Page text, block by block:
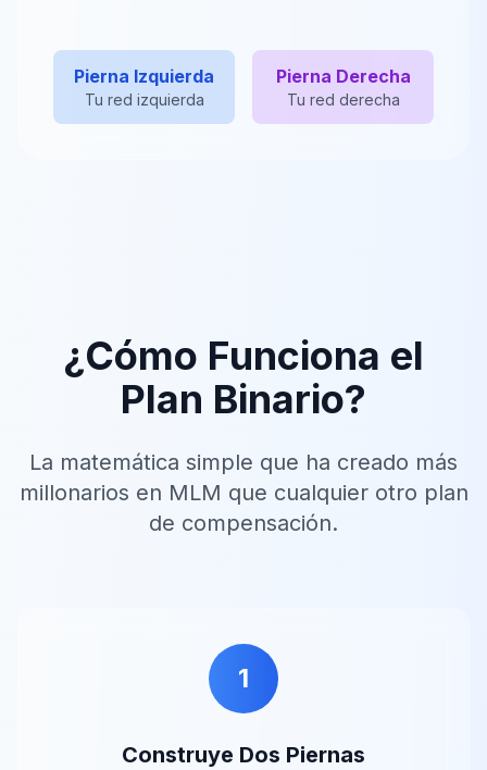
Pierna Izquierda
Tu red izquierda
Pierna Derecha
Tu red derecha
¿Cómo Funciona el
Plan Binario?
La matemática simple que ha creado más
millonarios en MLM que cualquier otro plan
de compensación.
1
Construye Dos Piernas